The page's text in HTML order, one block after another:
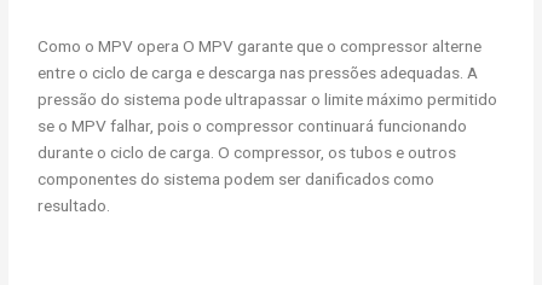
Como o MPV opera O MPV garante que o compressor alterne
entre o ciclo de carga e descarga nas pressões adequadas. A
pressão do sistema pode ultrapassar o limite máximo permitido
se o MPV falhar, pois o compressor continuará funcionando
durante o ciclo de carga. O compressor, os tubos e outros
componentes do sistema podem ser danificados como
resultado.